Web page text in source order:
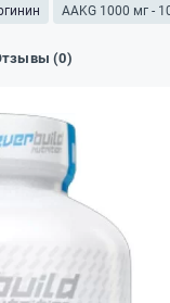
AAKG 1000 мг -
(0)